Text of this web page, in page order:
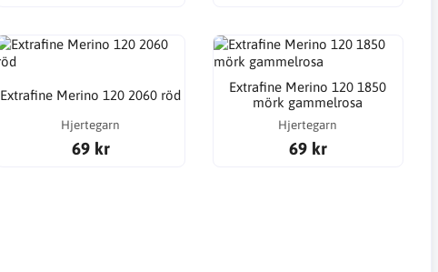
Extrafine Merino 120 2060 röd
Hjertegarn
69 kr
Extrafine Merino 120 1850
mörk gammelrosa
Hjertegarn
69 kr